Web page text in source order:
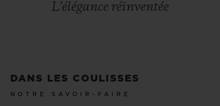
L’élégance réinventée
DANS LES COULISSES
NOTRE SAVOIR-FAIRE